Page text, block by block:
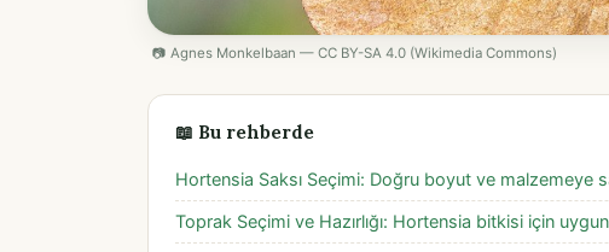
📷 Agnes Monkelbaan — CC BY-SA 4.0 (Wikimedia Commons)
📖 Bu rehberde
Hortensia Saksı Seçimi: Doğru boyut ve malzemeye
Toprak Seçimi ve Hazırlığı: Hortensia bitkisi için